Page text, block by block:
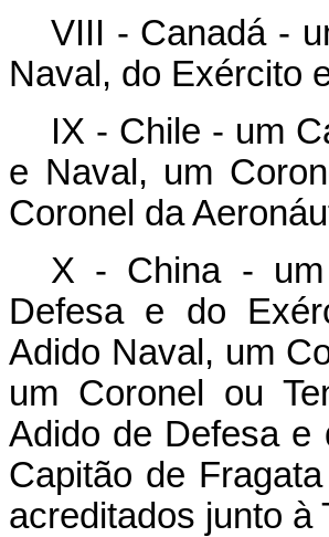
VIII - Canadá -
Naval, do Exército
IX - Chile - um
e Naval, um
Coronel da
X - China - um
Defesa e do
Adido Naval, um
um Coronel ou
Adido de Defesa e
Capitão de
acreditados junto à